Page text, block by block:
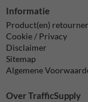
Informatie
Product(en)
Cookie / Privacy
Disclaimer
Sitemap
Algemene
Over TrafficSupply